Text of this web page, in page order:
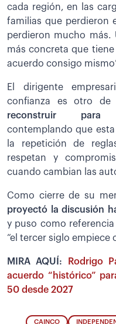
cada región, en las
familias que perdieron
perdieron mucho más.
más concreta que
acuerdo consigo
El dirigente
confianza es otro de
reconstruir para
contemplando que
la repetición de
respetan y
cuando cambian las
Como cierre de su
proyectó la discusión
y puso como
“el tercer siglo empiece
MIRA AQUÍ:
Rodrigo
acuerdo “histórico”
50 desde 2027
CAINCO